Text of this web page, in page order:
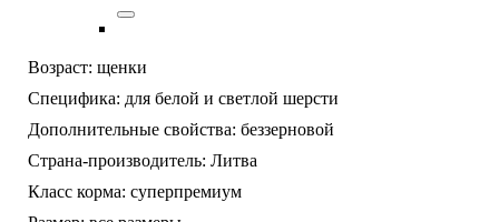
Возраст: щенки
Специфика: для белой и светлой шерсти
Дополнительные свойства: беззерновой
Страна-производитель: Литва
Класс корма: суперпремиум